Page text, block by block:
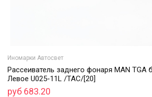
Иномарки Автосвет
Рассеиватель заднего фонаря MAN TGA
Левое U025-11L /ТАС/[20]
руб 683.20